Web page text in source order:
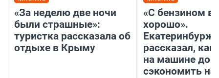
«За неделю две ночи
были страшные»:
туристка рассказала об
отдыхе в Крыму
«С бензином
хорошо».
рассказал, как
на машине до
сэкономить на